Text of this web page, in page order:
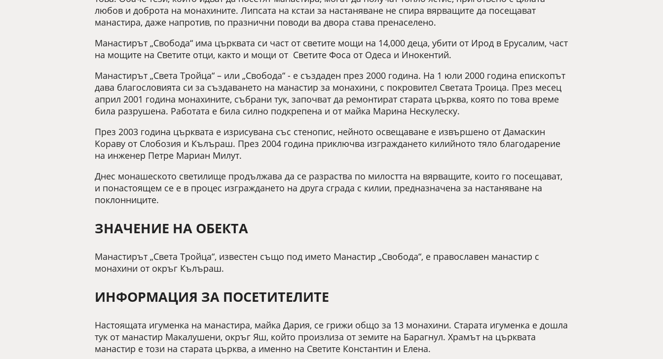
любов и доброта на монахините. Липсата на кстаи за настаняване не спира вярващите да посещават
манастира, даже напротив, по празнични поводи ва двора става пренаселено.
Манастирът „Свобода“ има църквата си част от светите мощи на 14,000 деца, убити от Ирод в Ерусалим, част
на мощите на Светите отци, както и мощи от Светите Фоса от Одеса и Инокентий.
Манастирът „Света Тройца“ – или „Свобода“ - е създаден през 2000 година. На 1 юли 2000 година епископът
дава благословията си за създаването на манастир за монахини, с покровител Светата Троица. През месец
април 2001 година монахините, събрани тук, започват да ремонтират старата църква, която по това време
била разрушена. Работата е била силно подкрепена и от майка Марина Нескулеску.
През 2003 година църквата е изрисувана със стенопис, нейното освещаване е извършено от Дамаскин
Кораву от Слобозия и Кълъраш. През 2004 година приключва изграждането килийното тяло благодарение
на инженер Петре Мариан Милут.
Днес монашеското светилище продължава да се разраства по милостта на вярващите, които го посещават,
и понастоящем се е в процес изграждането на друга сграда с килии, предназначена за настаняване на
поклонниците.
ЗНАЧЕНИЕ НА ОБЕКТА
Манастирът „Света Тройца“, известен също под името Манастир „Свобода“, е православен манастир с
монахини от окръг Кълъраш.
ИНФОРМАЦИЯ ЗА ПОСЕТИТЕЛИТЕ
Настоящата игуменка на манастира, майка Дария, се грижи общо за 13 монахини. Старата игуменка е дошла
тук от манастир Макалушени, окръг Яш, който произлиза от земите на Барагнул. Храмът на църквата
манастир е този на старата църква, а именно на Светите Константин и Елена.